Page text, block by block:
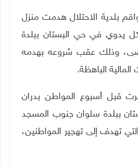
بلدية الاحتلال هدمت منزل
يدوي في حي البستان ببلدة
وذلك عقب شروعه بهدمه
المالية الباهظة.
قبل أسبوع المواطن بدران
ببلدة سلوان جنوب المسجد
تهدف إلى تهجير المواطنين،